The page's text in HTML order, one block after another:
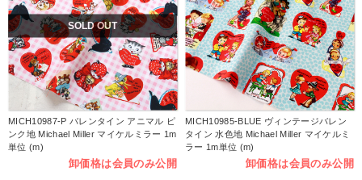
SOLD OUT
MICH10987-P バレンタイン アニマル ピ
ンク地 Michael Miller マイケルミラー 1m
単位 (m)
卸価格は会員のみ公開
MICH10985-BLUE ヴィンテージバレン
タイン 水色地 Michael Miller マイケルミ
ラー 1m単位 (m)
卸価格は会員のみ公開